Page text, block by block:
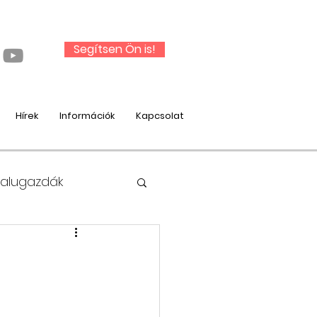
Segítsen Ön is!
Hírek Információk Kapcsolat